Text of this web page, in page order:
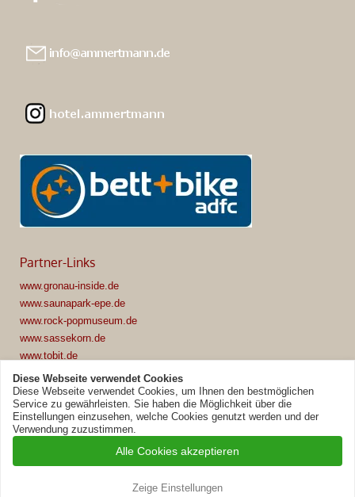
Partner-Links
www.gronau-inside.de
www.saunapark-epe.de
www.rock-popmuseum.de
www.sassekorn.de
www.tobit.de
www.dorf-muensterland.de
www.emsflower.de
© 2026 Hotel Restaurant Ammertmann
Diese Webseite verwendet Cookies
Diese Webseite verwendet Cookies, um Ihnen den bestmöglichen
Service zu gewährleisten. Sie haben die Möglichkeit über die
Einstellungen einzusehen, welche Cookies genutzt werden und der
Verwendung zuzustimmen.
Alle Cookies akzeptieren
Zeige Einstellungen